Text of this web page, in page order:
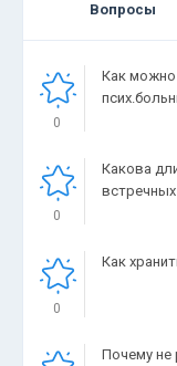
Вопросы
0
Как можно
0
Какова
0
Как
Почему не